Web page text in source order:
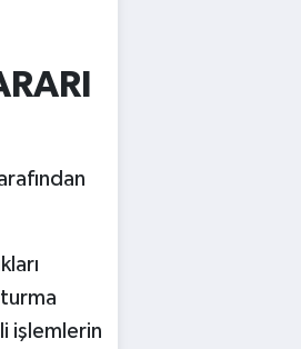
işlemlerin